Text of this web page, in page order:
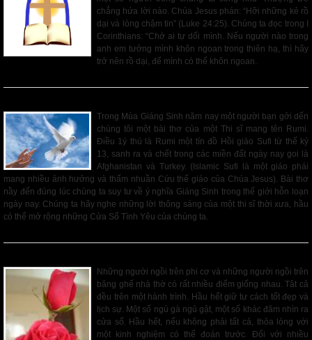
chẳng hứa lời nào. Chúa Jesus phán: “Hỡi những kẻ rồ
dại và lòng chậm tin” (Luke 24:25). Chúng ta đọc trong I
Corinthians: “Chớ ai tự dối mình. Nếu người nào trong
anh em tưởng mình khôn ngoan trong thiên hạ, thì hãy
trở nên rồ dại, để mình có thể khôn ngoan.
Trong Mùa Giáng Sinh năm nay một người bạn gởi dến
chúng tôi một bài thơ của một Thi sĩ mang tên Rumi.
Điều 1ý thú là Rumi một tín đồ Hồi giáo Sufi từ thế kỷ
13, sanh ra và chết trong các miền đất ngày nay goi là
Afghanistan và Turkey. (Islamic Sufi là một giáo phái
mang nhiều ảnh hưởng và thấm nhuần Cứu thế giáo của Chúa Jesus). Bài thơ
nầy đến đúng lúc chúng ta suy tư về ý nghĩa Giáng Sinh trong thế giới hỗn loạn
ngày nay. Chúng ta hãy nghe những lời thông sáng của một thi sĩ thời xưa, hầu
có thể mở rộng những Cửa Sổ Tình Yêu của chúng ta.
Những người ngồi trên phi cơ và những người ngồi trên
băng ghế nhà thờ có rất nhiều điểm giống nhau. Tât cả
đều trên một hành trình. Hầu hết giữ tư cách tốt đẹp và
lịch sự. Một số ngủ gà ngủ gật, một số khác đăm nhìn ra
cửa sổ. Hầu hết, nếu không phải tất cả, thỏa lòng với
một kinh nghiệm có thể đoán trước. Đối với nhiều